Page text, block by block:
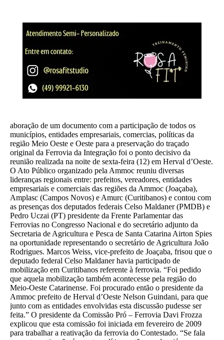
aboração de um documento com a participação de todos os
municípios, entidades empresariais, comercias, políticas da
região Meio Oeste e Oeste para a preservação do traçado
original da Ferrovia da Integração foi o ponto decisivo da
reunião realizada na noite de sexta-feira (12) em Herval d’Oeste.
O Ato Público organizado pela Ammoc reuniu diversas
lideranças regionais entre: prefeitos, vereadores, entidades
empresariais e comerciais das regiões da Ammoc (Joaçaba),
Amplasc (Campos Novos) e Amurc (Curitibanos) e contou com
as presenças dos deputados federais Celso Maldaner (PMDB) e
Pedro Uczai (PT) presidente da Frente Parlamentar das
Ferrovias no Congresso Nacional e do secretário adjunto da
Secretaria de Agricultura e Pesca de Santa Catarina Airton Spies
na oportunidade representando o secretário de Agricultura João
Rodrigues. Marcos Weiss, vice-prefeito de Joaçaba, frisou que o
deputado federal Celso Maldaner havia participado de
mobilização em Curitibanos referente à ferrovia. “Foi pedido
que aquela mobilização também acontecesse pela região do
Meio-Oeste Catarinense. Foi procurado então o presidente da
Ammoc prefeito de Herval d’Oeste Nelson Guindani, para que
junto com as entidades envolvidas esta discussão pudesse ser
feita.” O presidente da Comissão Pró – Ferrovia Davi Frozza
explicou que esta comissão foi iniciada em fevereiro de 2009
para trabalhar a reativação da ferrovia do Contestado. “Se fala